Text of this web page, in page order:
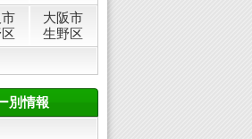
大阪市
生野区
別情報